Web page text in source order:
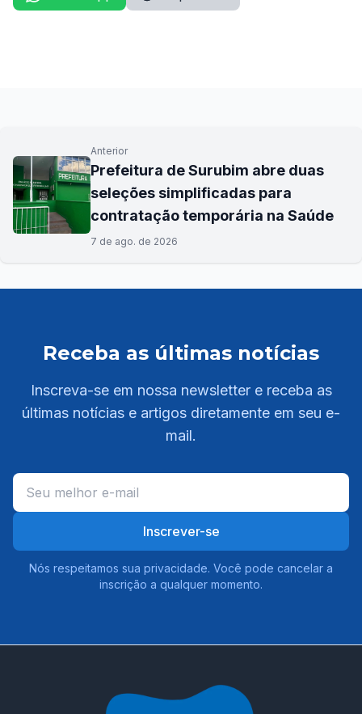
Anterior
Prefeitura de Surubim abre duas
seleções simplificadas para
contratação temporária na Saúde
7 de ago. de 2026
Receba as últimas notícias
Inscreva-se em nossa newsletter e receba as
últimas notícias e artigos diretamente em seu e-
mail.
Inscrever-se
Nós respeitamos sua privacidade. Você pode cancelar a
inscrição a qualquer momento.